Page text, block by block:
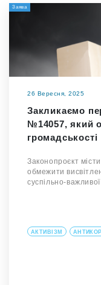
Заява
26 Вересня, 2025
Закликаємо
№14057, який
громадськості
Законопроєкт
обмежити
суспільно-
АКТИВІЗМ